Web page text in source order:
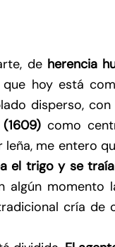
de herencia
que hoy está
disperso,
como
me entero
el trigo y se
algún momento
cría de